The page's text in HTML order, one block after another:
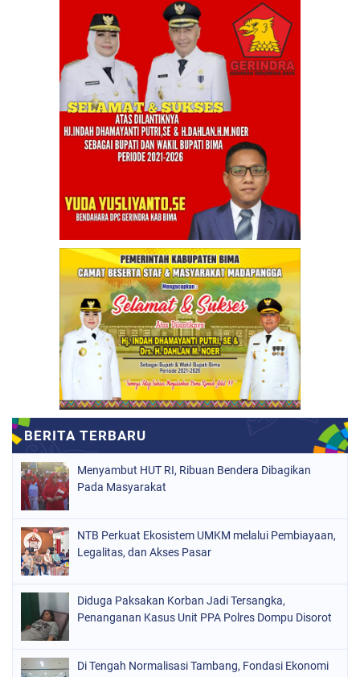
Menyambut HUT RI, Ribuan Bendera Dibagikan
Pada Masyarakat
NTB Perkuat Ekosistem UMKM melalui Pembiayaan,
Legalitas, dan Akses Pasar
Diduga Paksakan Korban Jadi Tersangka,
Penanganan Kasus Unit PPA Polres Dompu Disorot
Di Tengah Normalisasi Tambang, Fondasi Ekonomi